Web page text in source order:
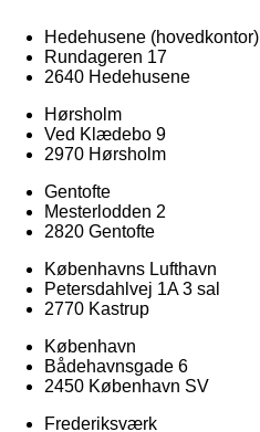
Hedehusene (hovedkontor)
Rundageren 17
2640 Hedehusene
Hørsholm
Ved Klædebo 9
2970 Hørsholm
Gentofte
Mesterlodden 2
2820 Gentofte
Københavns Lufthavn
Petersdahlvej 1A 3 sal
2770 Kastrup
København
Bådehavnsgade 6
2450 København SV
Frederiksværk